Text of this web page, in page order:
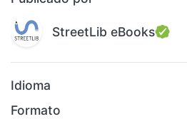
StreetLib eBooks
Idioma
Formato